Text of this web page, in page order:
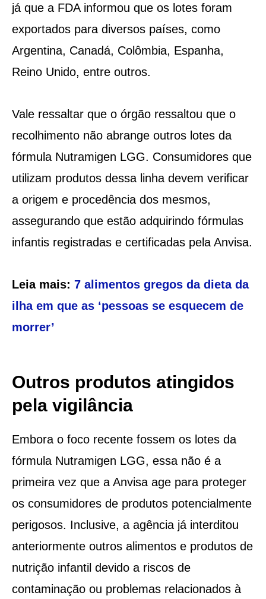
já que a FDA informou que os lotes foram
exportados para diversos países, como
Argentina, Canadá, Colômbia, Espanha,
Reino Unido, entre outros.
Vale ressaltar que o órgão ressaltou que o
recolhimento não abrange outros lotes da
fórmula Nutramigen LGG. Consumidores que
utilizam produtos dessa linha devem verificar
a origem e procedência dos mesmos,
assegurando que estão adquirindo fórmulas
infantis registradas e certificadas pela Anvisa.
Leia mais: 7 alimentos gregos da dieta da
ilha em que as ‘pessoas se esquecem de
morrer’
Outros produtos atingidos
pela vigilância
Embora o foco recente fossem os lotes da
fórmula Nutramigen LGG, essa não é a
primeira vez que a Anvisa age para proteger
os consumidores de produtos potencialmente
perigosos. Inclusive, a agência já interditou
anteriormente outros alimentos e produtos de
nutrição infantil devido a riscos de
contaminação ou problemas relacionados à